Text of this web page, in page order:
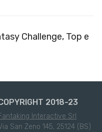
Challenge, Top e
2018-23
Interactive Srl
San Zeno 145, 25124 (BS)